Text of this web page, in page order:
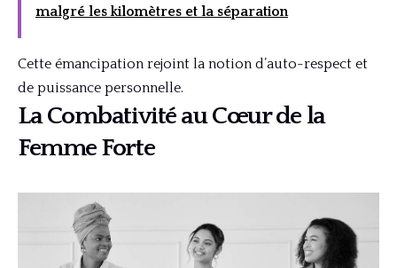
malgré les kilomètres et la séparation
Cette émancipation rejoint la notion d’auto-respect et
de puissance personnelle.
La Combativité au Cœur de la
Femme Forte